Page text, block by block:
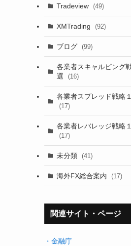
Tradeview (49)
XMTrading (92)
ブログ (99)
各業者スキャルピング
選
(16)
各業者スプレッド戦略
(17)
各業者レバレッジ戦略
(17)
未分類 (41)
海外FX総合案内 (17)
関連サイト・ページ
・金融庁